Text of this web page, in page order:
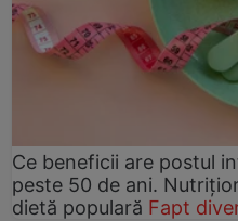
Ce beneficii are postul
peste 50 de ani.
dietă populară Fapt